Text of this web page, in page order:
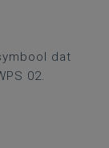
dat
02.